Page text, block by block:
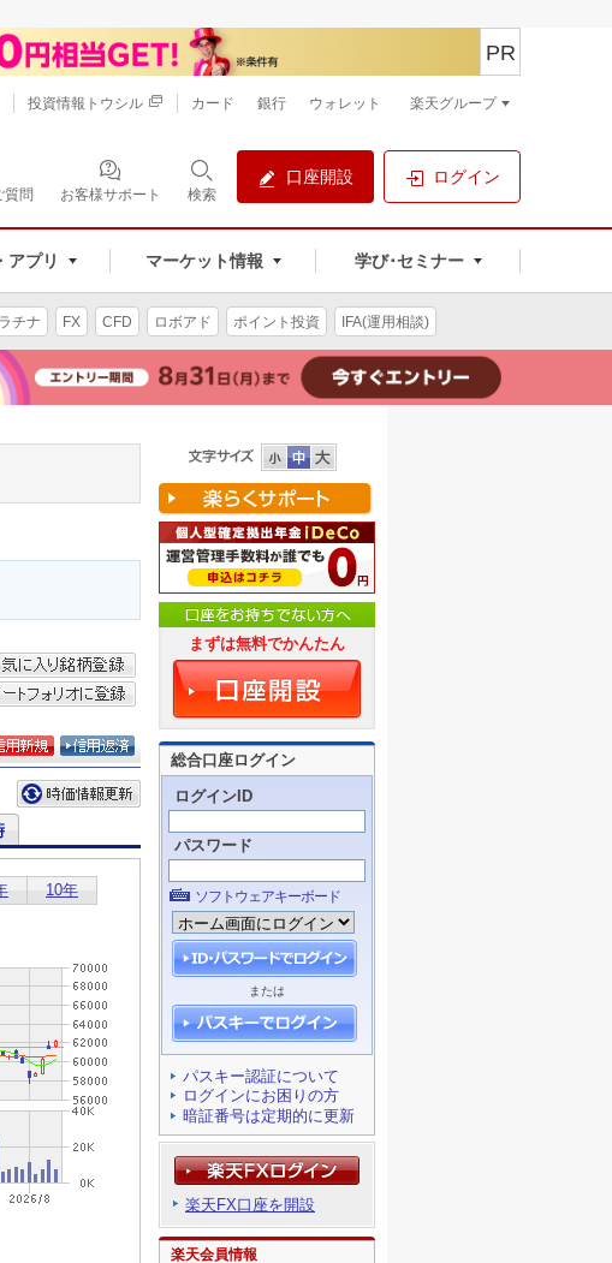
質問 お客様サポート 検索
口座開設 ログイン
アプリ マーケット情報 学び･セミナー
PR
投資情報トウシル カード 銀行 ウォレット 楽天グループ
チナ FX CFD ロボアド ポイント投資 IFA(運用相談)
まずは無料でかんたん
総合口座ログイン
ログインID
パスワード
ソフトウェアキーボード
または
パスキー認証について
ログインにお困りの方
暗証番号は定期的に更新
楽天FX口座を開設
楽天会員情報